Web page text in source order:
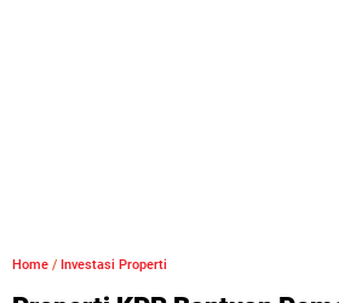
Home / Investasi Properti